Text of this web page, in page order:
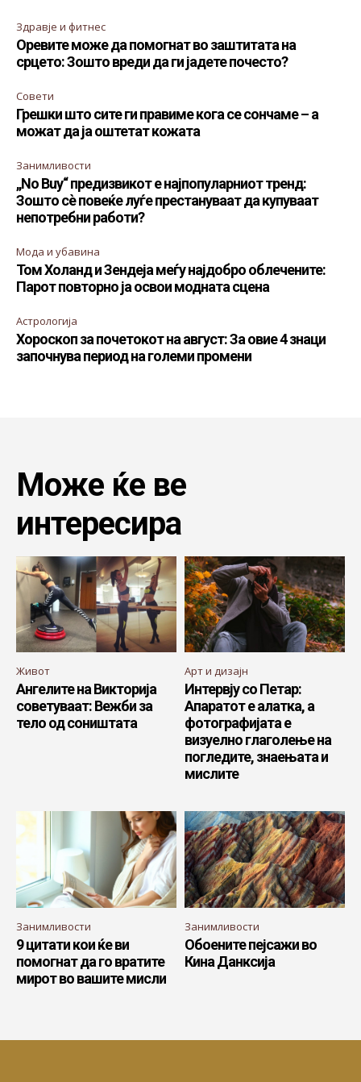
Здравје и фитнес
Оревите може да помогнат во заштитата на
срцето: Зошто вреди да ги јадете почесто?
Совети
Грешки што сите ги правиме кога се сончаме – а
можат да ја оштетат кожата
Занимливости
„No Buy“ предизвикот е најпопуларниот тренд:
Зошто сè повеќе луѓе престануваат да купуваат
непотребни работи?
Мода и убавина
Том Холанд и Зендеја меѓу најдобро облечените:
Парот повторно ја освои модната сцена
Астрологија
Хороскоп за почетокот на август: За овие 4 знаци
започнува период на големи промени
Може ќе ве
интересира
Живот
Ангелите на Викторија
советуваат: Вежби за
тело од соништата
Арт и дизајн
Интервју со Петар:
Апаратот е алатка, а
фотографијата е
визуелно глаголење на
погледите, знаењата и
мислите
Занимливости
9 цитати кои ќе ви
помогнат да го вратите
мирот во вашите мисли
Занимливости
Обоените пејсажи во
Кина Данксија